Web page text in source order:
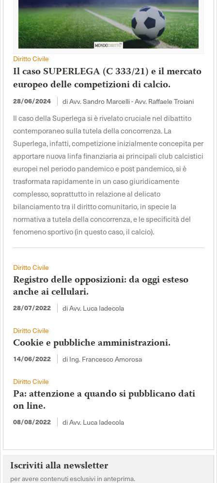
Diritto Civile
Il caso SUPERLEGA (C 333/21) e il mercato
europeo delle competizioni di calcio.
28/06/2024 di Avv. Sandro Marcelli - Avv. Raffaele Troiani
Il caso della Superlega si è rivelato cruciale nel dibattito
contemporaneo sulla tutela della concorrenza. La
Superlega, infatti, competizione inizialmente concepita per
apportare nuova linfa finanziaria ai principali club calcistici
europei nel periodo pandemico e post pandemico, si è
trasformata rapidamente in un caso giuridicamente
complesso, soprattutto in relazione al delicato
bilanciamento tra il diritto comunitario, in specie la
normativa a tutela della concorrenza, e le specificità del
fenomeno sportivo (in questo caso, il calcio).
Diritto Civile
Registro delle opposizioni: da oggi esteso
anche ai cellulari.
28/07/2022 di Avv. Luca Iadecola
Diritto Civile
Cookie e pubbliche amministrazioni.
14/06/2022 di Ing. Francesco Amorosa
Diritto Civile
Pa: attenzione a quando si pubblicano dati
on line.
08/08/2022 di Avv. Luca Iadecola
Iscriviti alla newsletter
per avere contenuti esclusivi in anteprima.